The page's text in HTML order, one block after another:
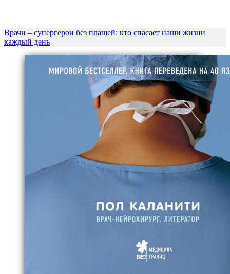
Врачи – супергерои без плащей: кто спасает наши жизни
каждый день